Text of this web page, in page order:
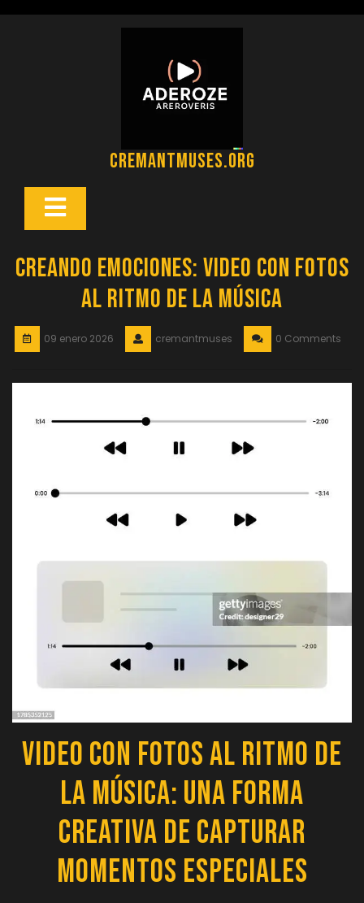
cremantmuses.org
Botón
Creando Emociones: Video con Fotos
al Ritmo de la Música
09 enero 2026 cremantmuses 0 Comments
Video con Fotos al Ritmo de
la Música: Una Forma
Creativa de Capturar
Momentos Especiales